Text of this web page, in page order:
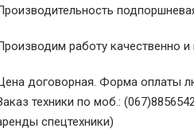
работу качественно и
договорная. Форма оплаты
техники по моб.:
спецтехники)